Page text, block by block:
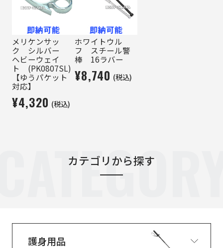
メリケンサッ
ク シルバー
ヘビーウェイ
ト (PK0807SL)
【ゆうパケット
対応】
¥4,320 (税込)
ホワイトウル
フ スチール警
棒 16ラバー
¥8,740 (税込)
カテゴリから探す
護身用品